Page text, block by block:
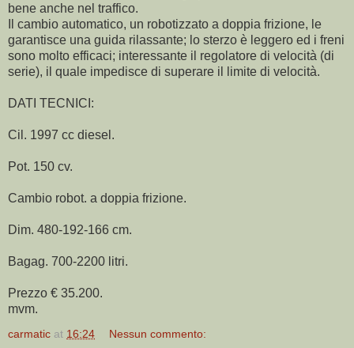
bene anche nel traffico.
Il cambio automatico, un robotizzato a doppia frizione, le
garantisce una guida rilassante; lo sterzo è leggero ed i freni
sono molto efficaci; interessante il regolatore di velocità (di
serie), il quale impedisce di superare il limite di velocità.
DATI TECNICI:
Cil. 1997 cc diesel.
Pot. 150 cv.
Cambio robot. a doppia frizione.
Dim. 480-192-166 cm.
Bagag. 700-2200 litri.
Prezzo € 35.200.
mvm.
carmatic at 16:24 Nessun commento: